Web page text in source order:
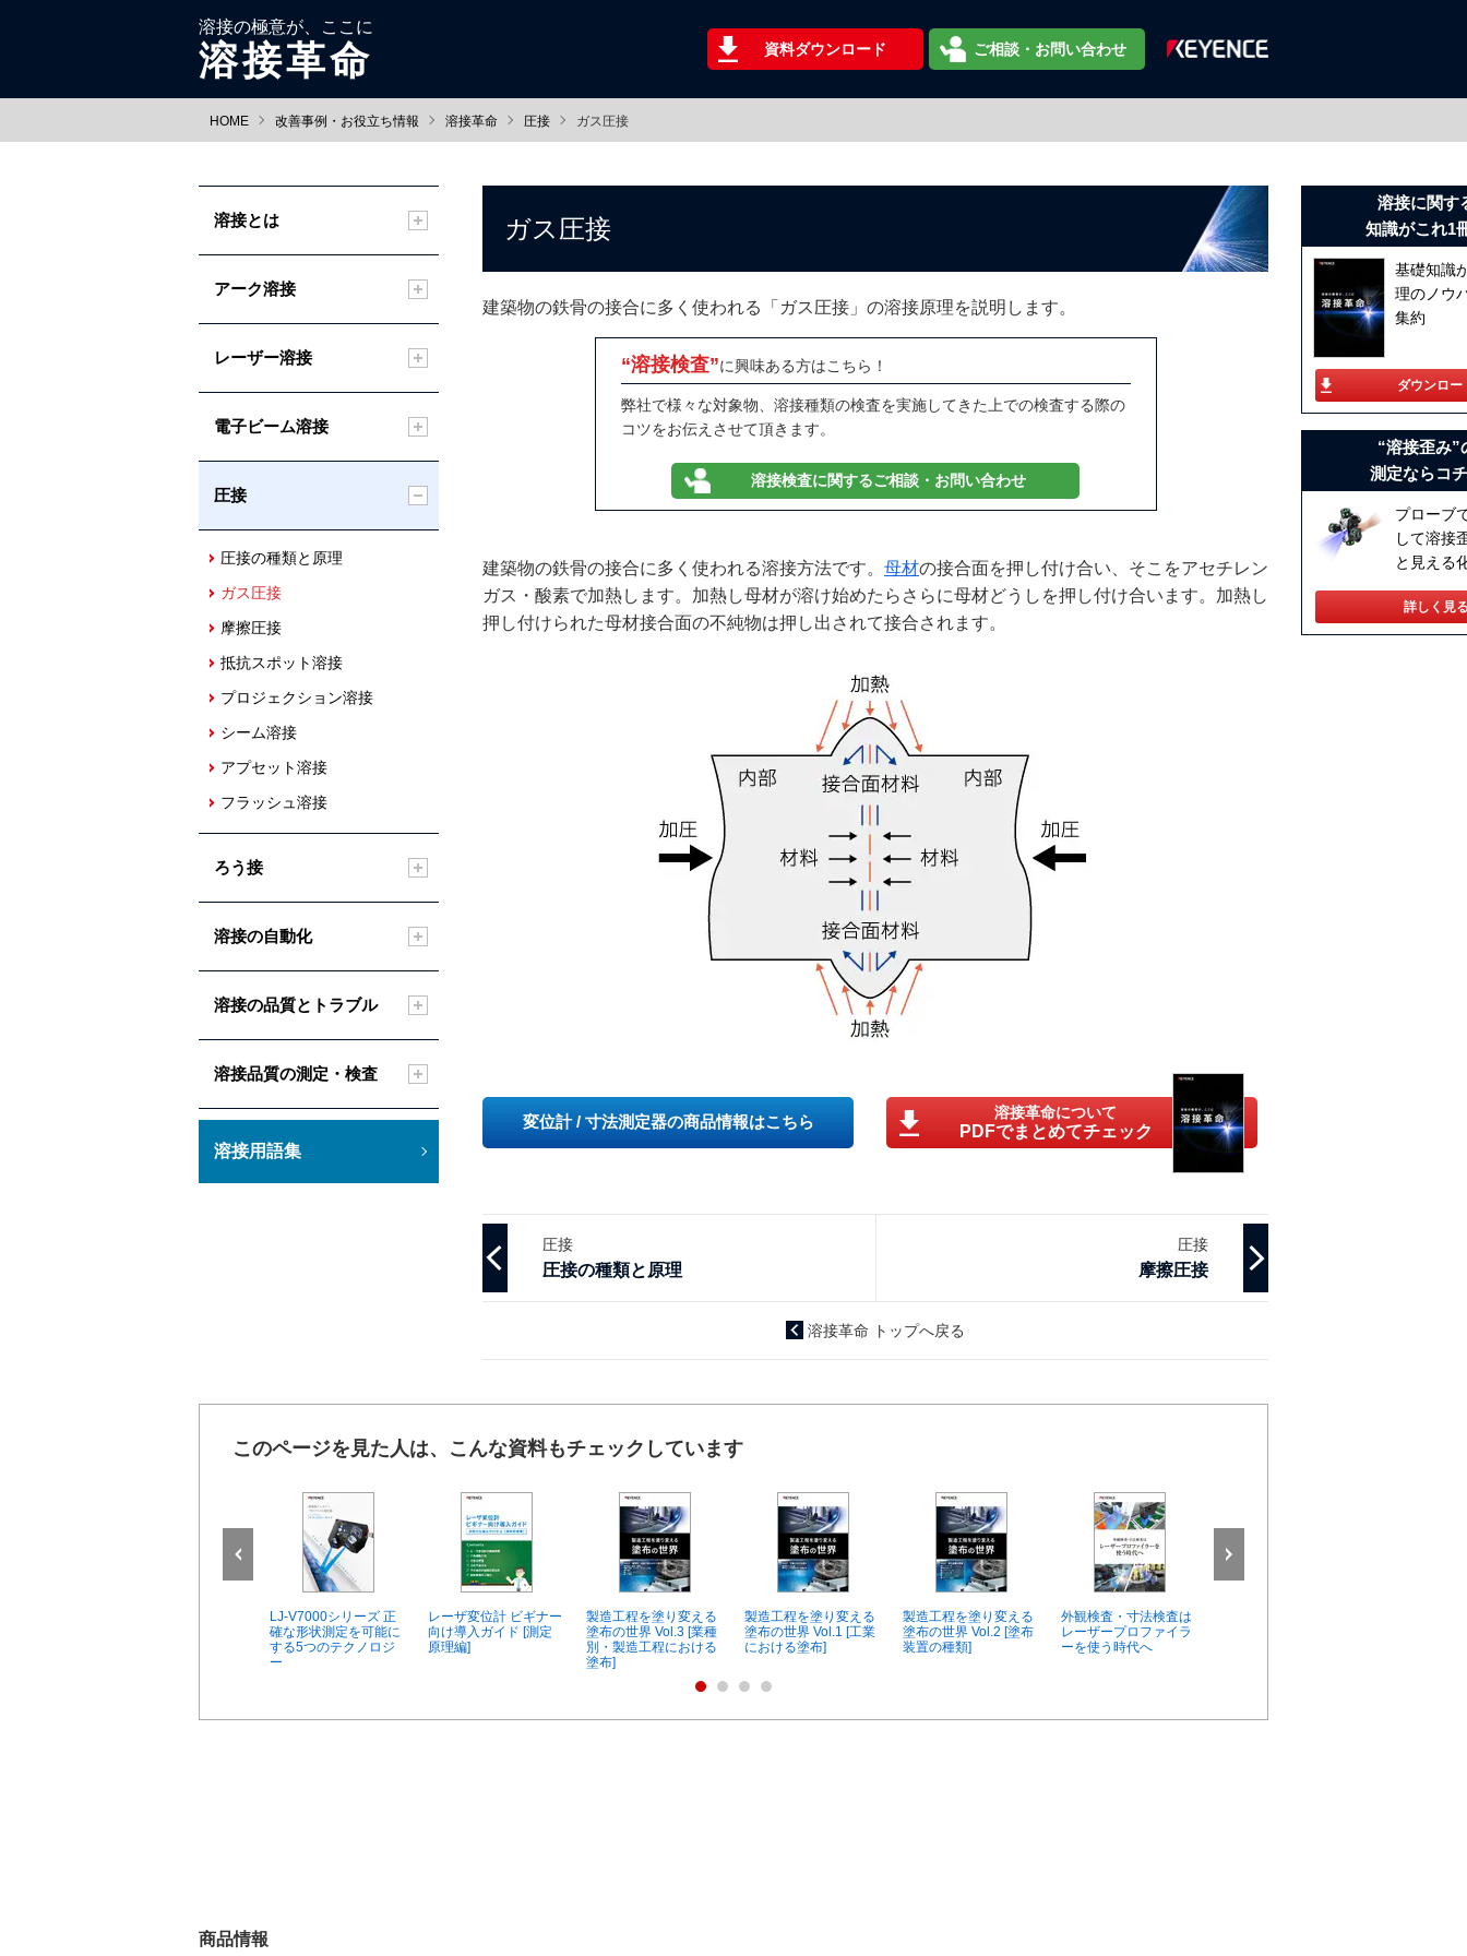
溶接の極意が、ここに
溶接革命 資料ダウンロード ご相談・お問い合わせ
HOME 改善事例・お役立ち情報 溶接革命 圧接 ガス圧接
ガス圧接
建築物の鉄骨の接合に多く使われる「ガス圧接」の溶接原理を説明します。
“溶接検査”に興味ある方はこちら！
弊社で様々な対象物、溶接種類の検査を実施してきた上での検査する際の
コツをお伝えさせて頂きます。
溶接検査に関するご相談・お問い合わせ
建築物の鉄骨の接合に多く使われる溶接方法です。 母材の接合面を押し付け合い、そこをアセチレン
ガス・酸素で加熱します。加熱し母材が溶け始めたらさらに母材どうしを押し付け合います。加熱し
押し付けられた母材接合面の不純物は押し出されて接合されます。
変位計 / 寸法測定器の商品情報はこちら 溶接革命について
PDFでまとめてチェック
圧接
圧接の種類と原理
圧接
摩擦圧接
溶接革命 トップへ戻る
溶接とは
アーク溶接
レーザー溶接
電子ビーム溶接
圧接
圧接の種類と原理
ガス圧接
摩擦圧接
抵抗スポット溶接
プロジェクション溶接
シーム溶接
アプセット溶接
フラッシュ溶接
ろう接
溶接の自動化
溶接の品質とトラブル
溶接品質の測定・検査
溶接用語集
このページを見た人は、こんな資料もチェックしています
LJ-V7000シリーズ 正
確な形状測定を可能に
する5つのテクノロジ
ー
レーザ変位計 ビギナー
向け導入ガイド [測定
原理編]
製造工程を塗り変える
塗布の世界 Vol.3 [業種
別・製造工程における
塗布]
製造工程を塗り変える
塗布の世界 Vol.1 [工業
における塗布]
製造工程を塗り変える
塗布の世界 Vol.2 [塗布
装置の種類]
外観検査・寸法検査は
レーザープロファイラ
ーを使う時代へ
溶接に関す
知識がこれ1
基礎知識
理のノウ
集約
ダウンロー
“溶接歪み”
測定ならコ
プローブ
して溶接
と見える
詳しく見
商品情報